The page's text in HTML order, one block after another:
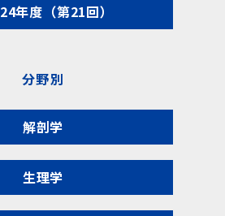
年度（第21回）
分野別
解剖学
生理学